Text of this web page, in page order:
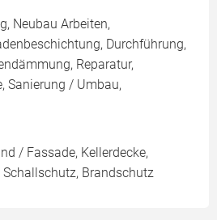
Neubau Arbeiten,
Durchführung,
Reparatur,
Sanierung / Umbau,
/ Fassade, Kellerdecke,
Brandschutz